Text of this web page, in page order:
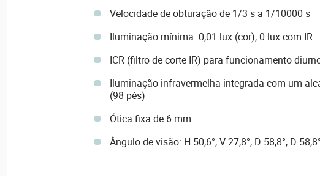
Velocidade de obturação de 1/3 s a 1/10000 s
Iluminação mínima: 0,01 lux (cor), 0 lux com IR
ICR (filtro de corte IR) para funcionamento
Iluminação infravermelha integrada com um
(98 pés)
Ótica fixa de 6 mm
Ângulo de visão: H 50,6°, V 27,8°, D 58,8°, D